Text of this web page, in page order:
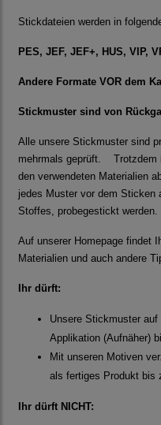
Stickdateien werden in
PES, JEF, JEF+, HUS, VIP,
Andere Formate VOR dem
Stickmuster sind von
Alle unsere Stickmuster sind
mehrmals geprüft. Trotzdem
den verwendeten Materialien
jedes Muster vor dem Sticken
Stoffes, probegestickt werden.
Auf unserer Homepage findet
Materialien und auch andere
Ihr dürft:
Unsere Stickmuster
Applikation (Aufnäher)
Mit unseren Motiven
als fertiges Produkt bis
Ihr dürft NICHT: